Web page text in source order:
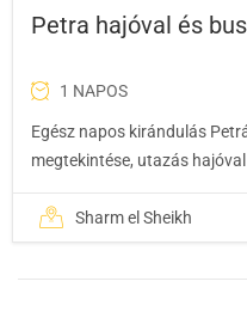
Petra hajóval és
1 NAPOS
Egész napos kirándulás
megtekintése, utazás hajóval
Sharm el Sheikh